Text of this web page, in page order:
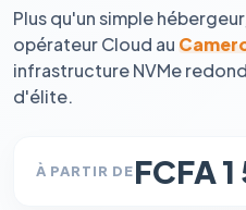
Plus qu'un simple
opérateur Cloud au
infrastructure NVMe
d'élite.
À PARTIR DEFCFA